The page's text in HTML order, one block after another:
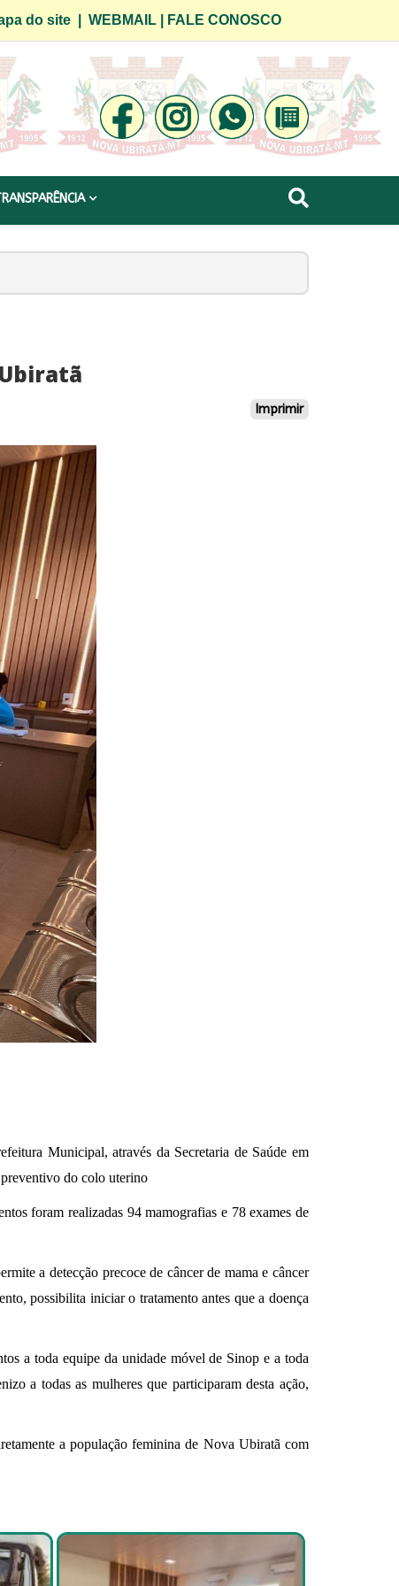
do site| WEBMAIL| FALE CONOSCO
Imprimir
Municipal, através da Secretaria de Saúde em
do colo uterino
foram realizadas 94 mamografias e 78 exames de
a detecção precoce de câncer de mama e câncer
possibilita iniciar o tratamento antes que a doença
a toda equipe da unidade móvel de Sinop e a toda
a todas as mulheres que participaram desta ação,
a população feminina de Nova Ubiratã com